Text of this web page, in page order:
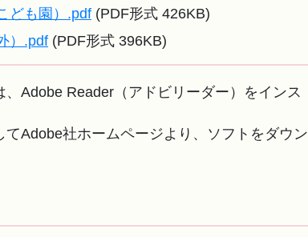
ども園）.pdf (PDF形式 426KB)
）.pdf (PDF形式 396KB)
Adobe Reader（アドビリーダー）をインス
Adobe社ホームページより、ソフトをダウン